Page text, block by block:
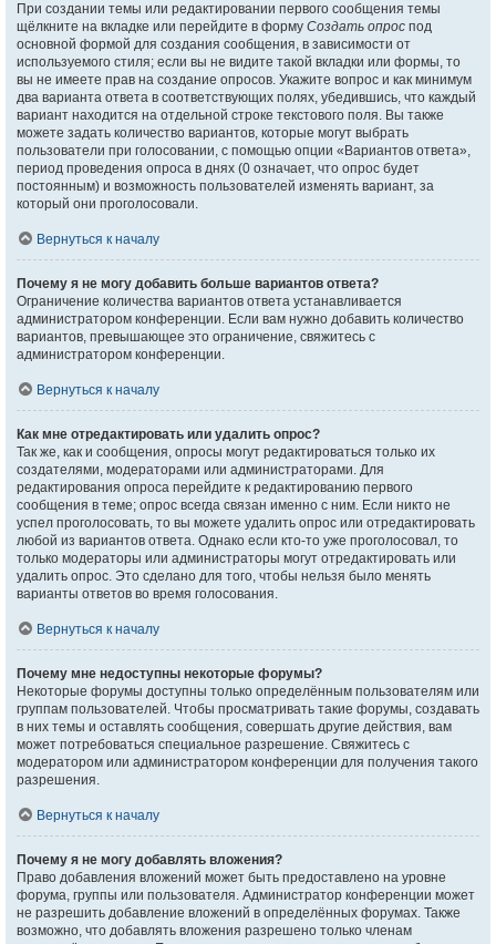
При создании темы или редактировании первого сообщения темы
щёлкните на вкладке или перейдите в форму Создать опрос под
основной формой для создания сообщения, в зависимости от
используемого стиля; если вы не видите такой вкладки или формы, то
вы не имеете прав на создание опросов. Укажите вопрос и как минимум
два варианта ответа в соответствующих полях, убедившись, что каждый
вариант находится на отдельной строке текстового поля. Вы также
можете задать количество вариантов, которые могут выбрать
пользователи при голосовании, с помощью опции «Вариантов ответа»,
период проведения опроса в днях (0 означает, что опрос будет
постоянным) и возможность пользователей изменять вариант, за
который они проголосовали.
Вернуться к началу
Почему я не могу добавить больше вариантов ответа?
Ограничение количества вариантов ответа устанавливается
администратором конференции. Если вам нужно добавить количество
вариантов, превышающее это ограничение, свяжитесь с
администратором конференции.
Вернуться к началу
Как мне отредактировать или удалить опрос?
Так же, как и сообщения, опросы могут редактироваться только их
создателями, модераторами или администраторами. Для
редактирования опроса перейдите к редактированию первого
сообщения в теме; опрос всегда связан именно с ним. Если никто не
успел проголосовать, то вы можете удалить опрос или отредактировать
любой из вариантов ответа. Однако если кто-то уже проголосовал, то
только модераторы или администраторы могут отредактировать или
удалить опрос. Это сделано для того, чтобы нельзя было менять
варианты ответов во время голосования.
Вернуться к началу
Почему мне недоступны некоторые форумы?
Некоторые форумы доступны только определённым пользователям или
группам пользователей. Чтобы просматривать такие форумы, создавать
в них темы и оставлять сообщения, совершать другие действия, вам
может потребоваться специальное разрешение. Свяжитесь с
модератором или администратором конференции для получения такого
разрешения.
Вернуться к началу
Почему я не могу добавлять вложения?
Право добавления вложений может быть предоставлено на уровне
форума, группы или пользователя. Администратор конференции может
не разрешить добавление вложений в определённых форумах. Также
возможно, что добавлять вложения разрешено только членам